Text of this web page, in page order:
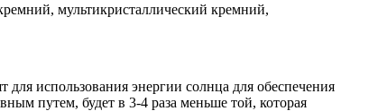
мультикристаллический кремний,
использования энергии солнца для обеспечения
путем, будет в 3-4 раза меньше той, которая